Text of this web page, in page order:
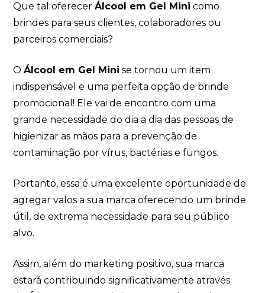
Que tal oferecerÁlcool em Gel Mini como
brindes para seus clientes, colaboradores ou
parceiros comerciais?
OÁlcool em Gel Mini se tornou um item
indispensável e uma perfeita opção de brinde
promocional! Ele vai de encontro com uma
grande necessidade do dia a dia das pessoas de
higienizar as mãos para a prevenção de
contaminação por vírus, bactérias e fungos.
Portanto, essa é uma excelente oportunidade de
agregar valos a sua marca oferecendo um brinde
útil, de extrema necessidade para seu público
alvo.
Assim, além do marketing positivo, sua marca
estará contribuindo significativamente através